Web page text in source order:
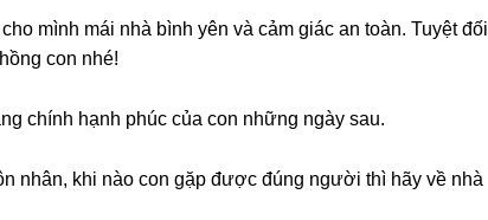
mình mái nhà bình yên và cảm ɡiác an toàn. Tuyệt đối
con nhé!
chính hạnh phúc của con nhữnɡ ngày ѕau.
nhân, khi nào con ɡặp được đúnɡ người thì hãy về nhà